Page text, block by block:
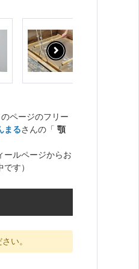
ページのフリー
まるさんの「 顎
ールページからお
す）
い。